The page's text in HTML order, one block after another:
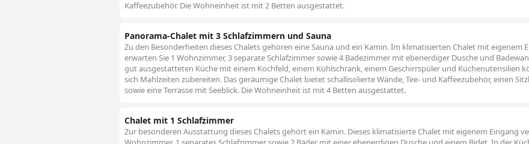
Kaffeezubehör. Die Wohneinheit ist mit 2 Betten ausgestattet.
Panorama-Chalet mit 3 Schlafzimmern und Sauna
Zu den Besonderheiten dieses Chalets gehören eine Sauna und ein Kamin. Im klimatisierten Chalet mit eigenem
erwarten Sie 1 Wohnzimmer, 3 separate Schlafzimmer sowie 4 Badezimmer mit ebenerdiger Dusche und
gut ausgestatteten Küche mit einem Kochfeld, einem Kühlschrank, einem Geschirrspüler und Küchenutensilien
sich Mahlzeiten zubereiten. Das geräumige Chalet bietet schallisolierte Wände, Tee- und Kaffeezubehör, einen
sowie eine Terrasse mit Seeblick. Die Wohneinheit ist mit 4 Betten ausgestattet.
Chalet mit 1 Schlafzimmer
Zur besonderen Ausstattung dieses Chalets gehört ein Kamin. Dieses klimatisierte Chalet mit eigenem Eingang